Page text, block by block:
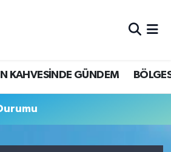
KAHVESİNDE GÜNDEM